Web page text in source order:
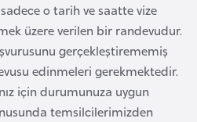
o tarih ve saatte vize
üzere verilen bir randevudur.
gerçekleştirememiş
edinmeleri gerekmektedir.
için durumunuza uygun
temsilcilerimizden